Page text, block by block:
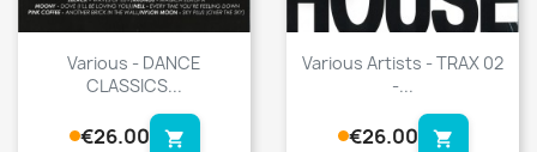
Various - DANCE
CLASSICS...
€26.00 shopping_cart
Various Artists - TRAX 02
-...
€26.00 shopping_cart